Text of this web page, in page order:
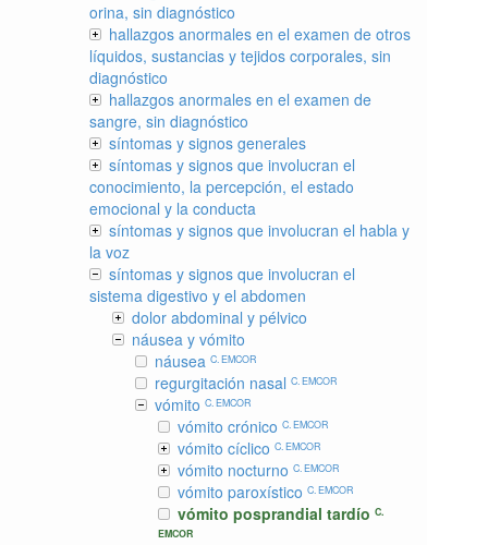
orina, sin diagnóstico
hallazgos anormales en el examen de otros
líquidos, sustancias y tejidos corporales, sin
diagnóstico
hallazgos anormales en el examen de
sangre, sin diagnóstico
síntomas y signos generales
síntomas y signos que involucran el
conocimiento, la percepción, el estado
emocional y la conducta
síntomas y signos que involucran el habla y
la voz
síntomas y signos que involucran el
sistema digestivo y el abdomen
dolor abdominal y pélvico
náusea y vómito
náusea C. EMCOR
regurgitación nasal C. EMCOR
vómito C. EMCOR
vómito crónico C. EMCOR
vómito cíclico C. EMCOR
vómito nocturno C. EMCOR
vómito paroxístico C. EMCOR
vómito posprandial tardío C.
EMCOR